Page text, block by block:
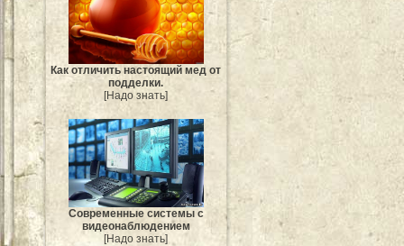
Как отличить настоящий мед от
подделки.
[Надо знать]
Современные системы с
видеонаблюдением
[Надо знать]